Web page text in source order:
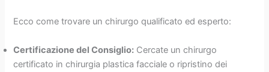
Ecco come trovare un chirurgo qualificato ed esperto:
Certificazione del Consiglio: Cercate un chirurgo
certificato in chirurgia plastica facciale o ripristino dei